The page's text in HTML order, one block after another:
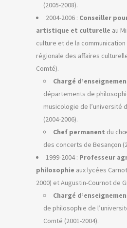
(2005-2008).
2004-2006 : Conseiller
artistique et culturelle au
culture et de la
régionale des affaires
Comté).
Chargé
départements de
musicologie de l’université
(2004-2006).
Chef permanent du
des concerts de Besançon
1999-2004 : Professeur
philosophie aux lycées
2000) et Augustin-Cournot de
Chargé
de philosophie de
Comté (2001-2004).